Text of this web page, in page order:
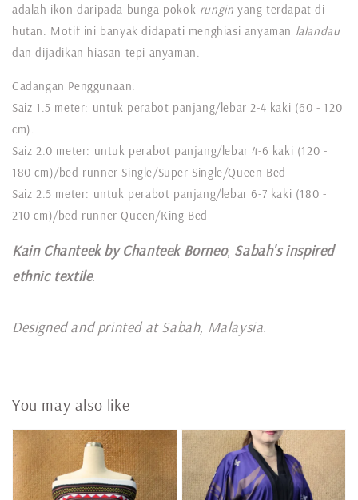
adalah ikon daripada bunga pokok rungin yang terdapat di
hutan. Motif ini banyak didapati menghiasi anyaman lalandau
dan dijadikan hiasan tepi anyaman.
Cadangan Penggunaan:
Saiz 1.5 meter: untuk perabot panjang/lebar 2-4 kaki (60 - 120
cm).
Saiz 2.0 meter: untuk perabot panjang/lebar 4-6 kaki (120 -
180 cm)/bed-runner Single/Super Single/Queen Bed
Saiz 2.5 meter: untuk perabot panjang/lebar 6-7 kaki (180 -
210 cm)/bed-runner Queen/King Bed
Kain Chanteek by Chanteek Borneo, Sabah's inspired
ethnic textile.
Designed and printed at Sabah, Malaysia.
You may also like